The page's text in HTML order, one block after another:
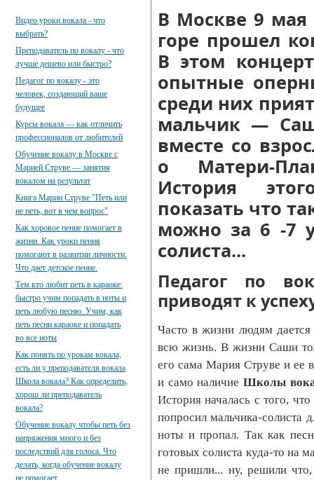
В Москве 9 мая
горе прошел
В этом
опытные
среди них
мальчик —
вместе со
о Матери-
История
показать что
можно за 6 -7
солиста...
Педагог по
приводят к
Часто в жизни людям
всю жизнь. В жизни Саши
его сама Мария Струве и ее
и само наличие Школы
История началась с того,
попросил мальчика-солиста
ноты и пропал. Так как
готовых солиста куда-то на
не пришли... ну, решили
Видео уроки вокала - что
выбрать?
Преподаватель по вокалу - что
лучше дешево или быстро?
Педагог по вокалу - это
человек, создающий ваше
будущее
Курсы вокала — как отличить
профессионалов от любителей
Обучение вокалу в Москве с
Марией Струве — занятия
вокалом на результат
Книга Марии Струве "Петь или
не петь, вот в чем вопрос"
Как хоровое пение помогает в
жизни. Как уроки пения
помогают в развитии личности.
Что дает детское пение.
Тем кто любит петь в караоке:
быстро учим попадать в ноты и
петь любую песню. Учим, как
петь песни караоке и попадать
во все ноты
Как понять по урокам вокала,
есть ли у преподавателя вокала
Школа вокала? Как определить,
хорош ли преподаватель
вокала?
Обучение вокалу чтобы петь без
напряжения много и без
последствий для голоса. Что
делать, когда обучение вокалу
не помогает.